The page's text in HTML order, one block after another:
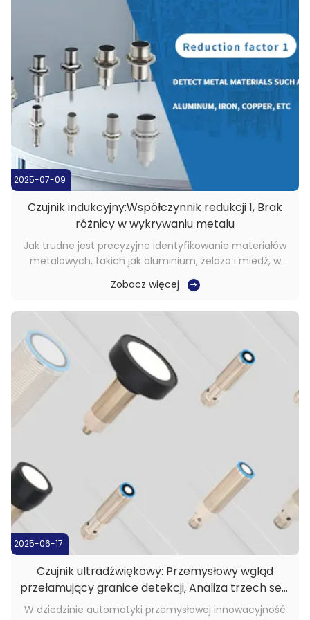
2025-07-09
Czujnik indukcyjny:Współczynnik redukcji 1, Brak
różnicy w wykrywaniu metalu
Jak trudne jest precyzyjne identyfikowanie materiałów
metalowych, takich jak aluminium, żelazo i miedź, w
testach przemysłowych? Znaczące różnice w
właściwościach fizycznych różnych metali często
Zobacz więcej
2025-06-17
Czujnik ultradźwiękowy: Przemysłowy wgląd
przełamujący granice detekcji, Analiza trzech serii
precyzyjnych rozwiązań
W dziedzinie automatyki przemysłowej innowacyjność